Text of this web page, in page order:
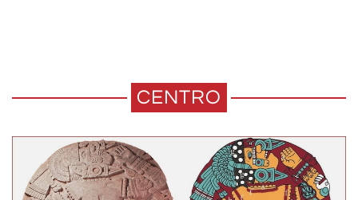
CENTRO